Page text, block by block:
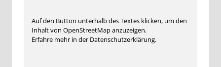
Auf den Button unterhalb des Textes klicken, um den
Inhalt von OpenStreetMap anzuzeigen.
Erfahre mehr in der Datenschutzerklärung.